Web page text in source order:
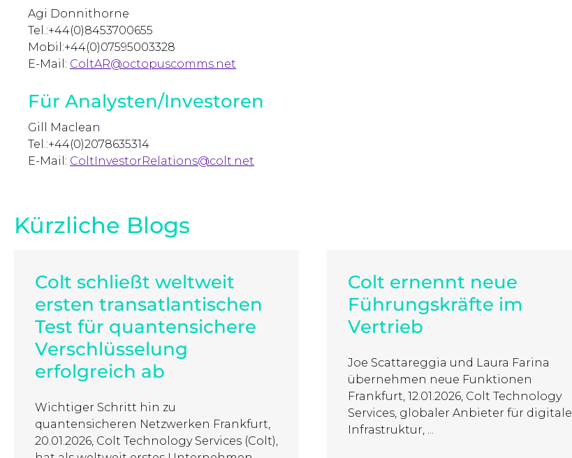
Agi Donnithorne
Tel.:+44(0)8453700655
Mobil:+44(0)07595003328
E-Mail: ColtAR@octopuscomms.net
Für Analysten/Investoren
Gill Maclean
Tel.:+44(0)2078635314
E-Mail: ColtInvestorRelations@colt.net
Kürzliche Blogs
Colt schließt weltweit
ersten transatlantischen
Test für quantensichere
Verschlüsselung
erfolgreich ab
Wichtiger Schritt hin zu
quantensicheren Netzwerken Frankfurt,
20.01.2026, Colt Technology Services (Colt),
Colt ernennt neue
Führungskräfte im
Vertrieb
Joe Scattareggia und Laura Farina
übernehmen neue Funktionen
Frankfurt, 12.01.2026, Colt Technology
Services, globaler Anbieter für digitale
Infrastruktur, ...